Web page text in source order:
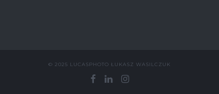
© 2025 LUCASPHOTO ŁUKASZ WASILCZUK